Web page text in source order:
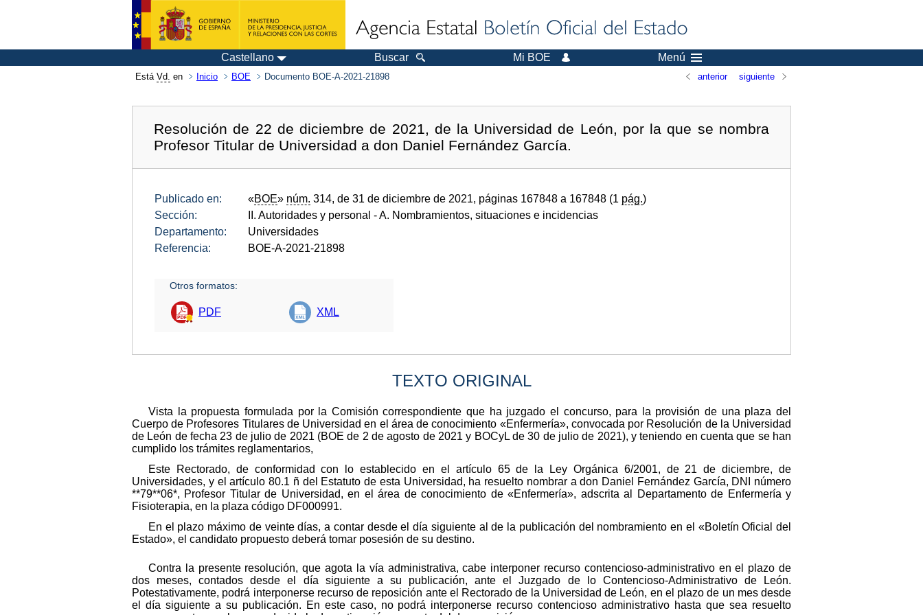
Castellano Buscar Mi BOE Menú
Está Vd. en Inicio BOE Documento BOE-A-2021-21898 anterior siguiente
Resolución de 22 de diciembre de 2021, de la Universidad de León, por la que se nombra
Profesor Titular de Universidad a don Daniel Fernández García.
Publicado en: «BOE» núm. 314, de 31 de diciembre de 2021, páginas 167848 a 167848 (1 pág.)
Sección:
II. Autoridades y personal - A. Nombramientos, situaciones e incidencias
Departamento:
Universidades
Referencia:
BOE-A-2021-21898
Otros formatos:
PDF XML
TEXTO ORIGINAL
Vista la propuesta formulada por la Comisión correspondiente que ha juzgado el concurso, para la provisión de una plaza del
Cuerpo de Profesores Titulares de Universidad en el área de conocimiento «Enfermería», convocada por Resolución de la Universidad
de León de fecha 23 de julio de 2021 (BOE de 2 de agosto de 2021 y BOCyL de 30 de julio de 2021), y teniendo en cuenta que se han
cumplido los trámites reglamentarios,
Este Rectorado, de conformidad con lo establecido en el artículo 65 de la Ley Orgánica 6/2001, de 21 de diciembre, de
Universidades, y el artículo 80.1 ñ del Estatuto de esta Universidad, ha resuelto nombrar a don Daniel Fernández García, DNI número
**79**06*, Profesor Titular de Universidad, en el área de conocimiento de «Enfermería», adscrita al Departamento de Enfermería y
Fisioterapia, en la plaza código DF000991.
En el plazo máximo de veinte días, a contar desde el día siguiente al de la publicación del nombramiento en el «Boletín Oficial del
Estado», el candidato propuesto deberá tomar posesión de su destino.
Contra la presente resolución, que agota la vía administrativa, cabe interponer recurso contencioso-administrativo en el plazo de
dos meses, contados desde el día siguiente a su publicación, ante el Juzgado de lo Contencioso-Administrativo de León.
Potestativamente, podrá interponerse recurso de reposición ante el Rectorado de la Universidad de León, en el plazo de un mes desde
el día siguiente a su publicación. En este caso, no podrá interponerse recurso contencioso administrativo hasta que sea resuelto